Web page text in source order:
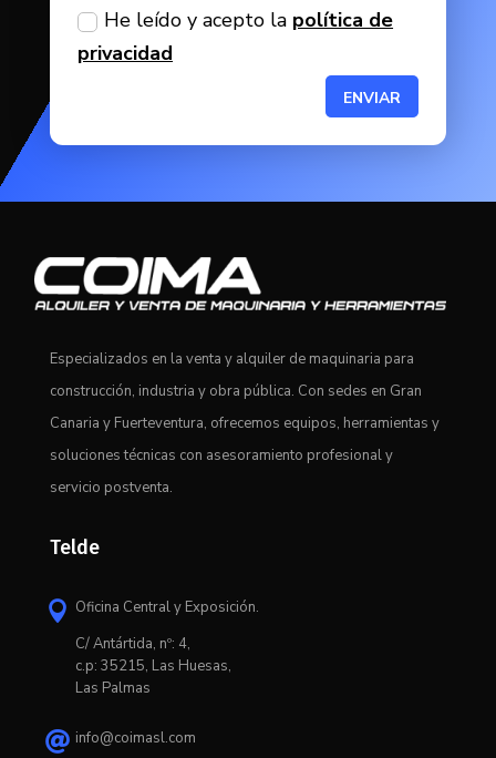
He leído y acepto la política de
privacidad
ENVIAR
Especializados en la venta y alquiler de maquinaria para
construcción, industria y obra pública. Con sedes en Gran
Canaria y Fuerteventura, ofrecemos equipos, herramientas y
soluciones técnicas con asesoramiento profesional y
servicio postventa.
Telde
 Oficina Central y Exposición.
C/ Antártida, nº: 4,
c.p: 35215, Las Huesas,
Las Palmas
 info@coimasl.com